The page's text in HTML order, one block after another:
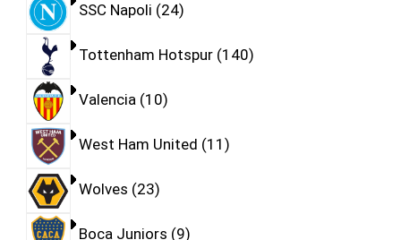
SSC Napoli 24
Tottenham Hotspur 140
Valencia 10
West Ham United 11
Wolves 23
Boca Juniors 9